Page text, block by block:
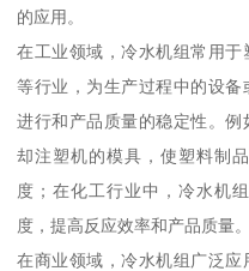
的应用。
在工业领域，冷水机组常用
等行业，为生产过程中的设
进行和产品质量的稳定性。
却注塑机的模具，使塑料制
度；在化工行业中，冷水机
度，提高反应效率和产品质量。
在商业领域，冷水机组广泛应